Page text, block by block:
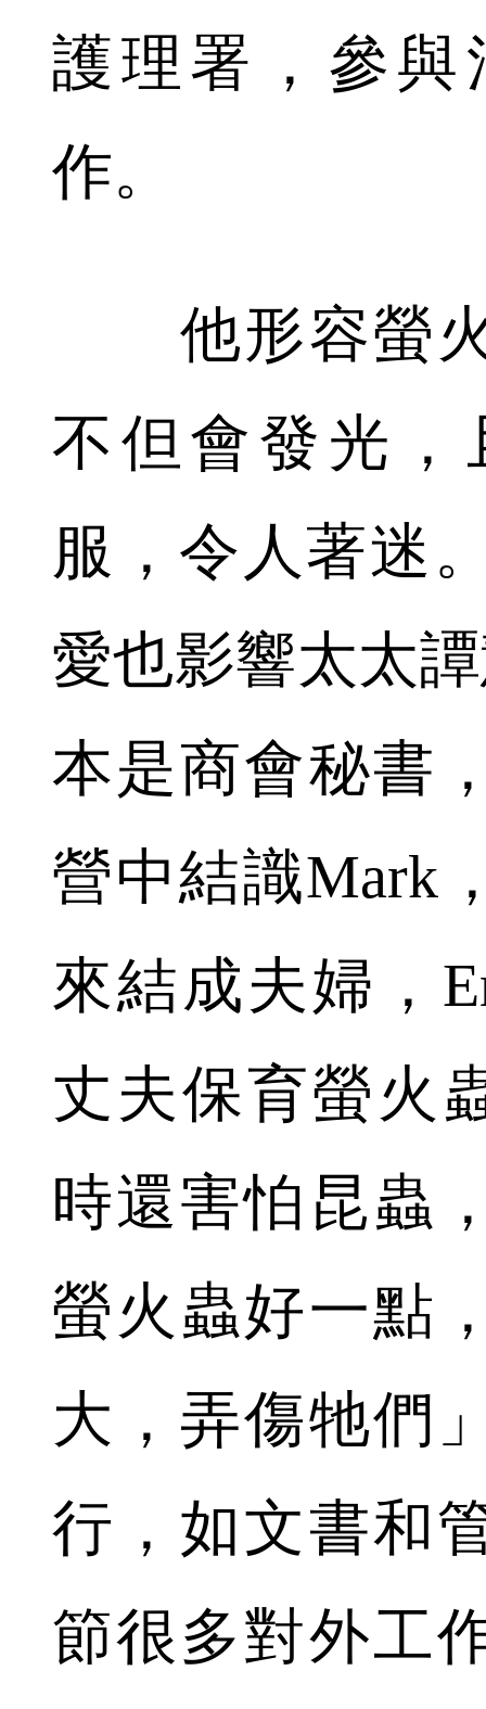
護理署，參與
作。
他形容螢火
不但會發光
服，令人著迷
愛也影響太太
本是商會秘書
營中結識Mark
來結成夫婦，
丈夫保育螢火
時還害怕昆蟲
螢火蟲好一點
大，弄傷牠們
行，如文書和
節很多對外工